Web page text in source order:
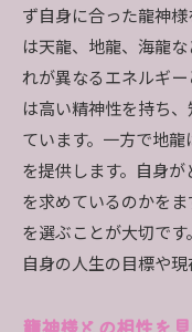
ず自身に合った龍神
は天龍、地龍、海龍
れが異なるエネルギ
は高い精神性を持ち
ています。一方で地
を提供します。自身
を求めているのかを
を選ぶことが大切です
自身の人生の目標や現